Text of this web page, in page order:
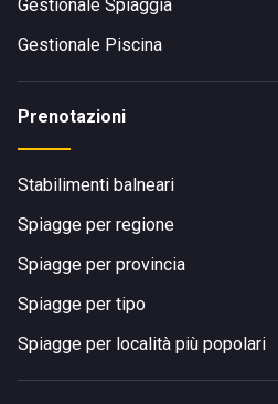
Gestionale Spiaggia
Gestionale Piscina
Prenotazioni
Stabilimenti balneari
Spiagge per regione
Spiagge per provincia
Spiagge per tipo
Spiagge per località più popolari